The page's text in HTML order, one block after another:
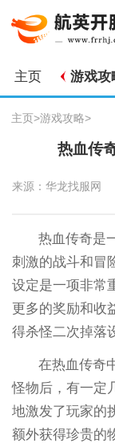
主页 游戏攻
主页>游戏攻略>
热血传
来源：华龙找服网
热血传奇是
刺激的战斗和冒
设定是一项非常
更多的奖励和收
得杀怪二次掉落
在热血传奇
怪物后，有一定
地激发了玩家的
额外获得珍贵的